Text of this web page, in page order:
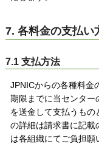
7. 各料金の支払い
7.1 支払方法
JPNICからの各種料金
期限までに当センター
を送金して支払うも
の詳細は請求書に記載
は各組織にてご負担願